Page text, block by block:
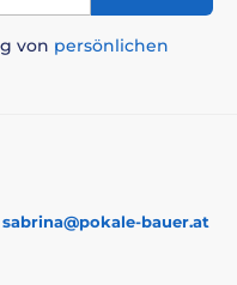
von persönlichen
sabrina@pokale-bauer.at